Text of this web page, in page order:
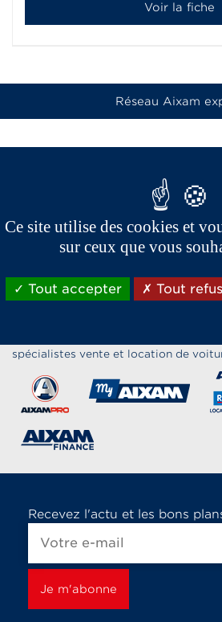
Voir la fiche
Réseau Aixam
spécialistes vente et location de
Recevez l'actu et les bons
Ce site utilise des cookies et
sur ceux que vous
Tout accepter Tout